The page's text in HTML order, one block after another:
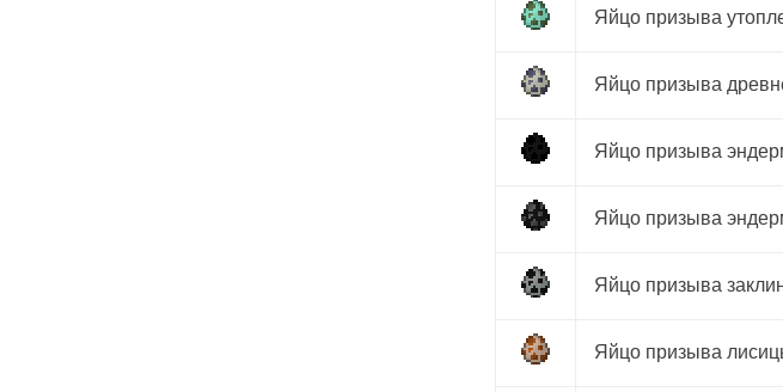
Яйцо призыва
Яйцо призыва
Яйцо призыва
Яйцо призыва
Яйцо призыва
Яйцо призыва